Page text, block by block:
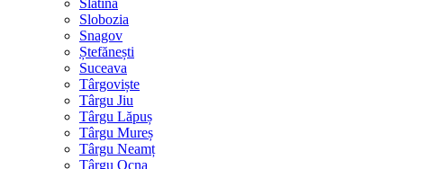
Slatina
Slobozia
Snagov
Ștefănești
Suceava
Târgoviște
Târgu Jiu
Târgu Lăpuș
Târgu Mureș
Târgu Neamț
Târgu Ocna